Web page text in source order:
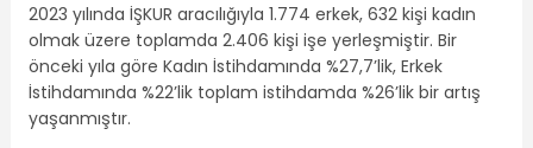
2023 yılında İŞKUR aracılığıyla 1.774 erkek, 632 kişi kadın
olmak üzere toplamda 2.406 kişi işe yerleşmiştir. Bir
önceki yıla göre Kadın İstihdamında %27,7’lik, Erkek
İstihdamında %22’lik toplam istihdamda %26’lik bir artış
yaşanmıştır.